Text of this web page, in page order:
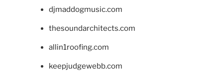
djmaddogmusic.com
thesoundarchitects.com
allin1roofing.com
keepjudgewebb.com